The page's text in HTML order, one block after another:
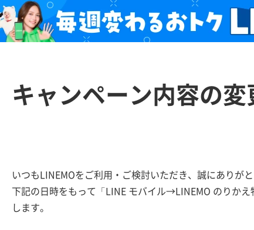
キャンペーン内容の
いつもLINEMOをご利用・ご検討いただき、誠にありがと
下記の日時をもって「LINE モバイル→LINEMO のりか
します。